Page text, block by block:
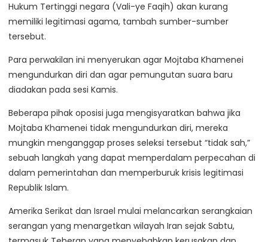
Hukum Tertinggi negara (Vali-ye Faqih) akan kurang
memiliki legitimasi agama, tambah sumber-sumber
tersebut.
Para perwakilan ini menyerukan agar Mojtaba Khamenei
mengundurkan diri dan agar pemungutan suara baru
diadakan pada sesi Kamis.
Beberapa pihak oposisi juga mengisyaratkan bahwa jika
Mojtaba Khamenei tidak mengundurkan diri, mereka
mungkin menganggap proses seleksi tersebut “tidak sah,”
sebuah langkah yang dapat memperdalam perpecahan di
dalam pemerintahan dan memperburuk krisis legitimasi
Republik Islam.
Amerika Serikat dan Israel mulai melancarkan serangkaian
serangan yang menargetkan wilayah Iran sejak Sabtu,